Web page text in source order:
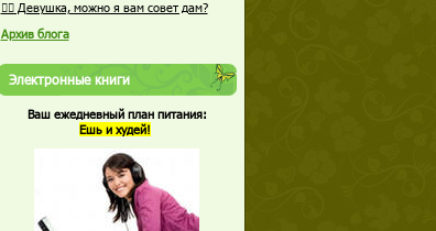
🏋️‍♀️ Девушка, можно я вам совет дам?
Архив блога
Электронные книги
Ваш ежедневный план питания:
Ешь и худей!